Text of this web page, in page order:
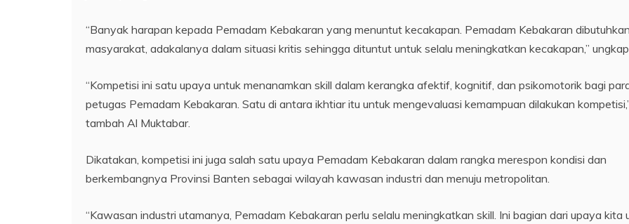
“Banyak harapan kepada Pemadam Kebakaran yang menuntut kecakapan. Pemadam Kebakaran dibutuhkan
masyarakat, adakalanya dalam situasi kritis sehingga dituntut untuk selalu meningkatkan kecakapan,”
“Kompetisi ini satu upaya untuk menanamkan skill dalam kerangka afektif, kognitif, dan psikomotorik bagi
petugas Pemadam Kebakaran. Satu di antara ikhtiar itu untuk mengevaluasi kemampuan dilakukan
tambah Al Muktabar.
Dikatakan, kompetisi ini juga salah satu upaya Pemadam Kebakaran dalam rangka merespon kondisi dan
berkembangnya Provinsi Banten sebagai wilayah kawasan industri dan menuju metropolitan.
“Kawasan industri utamanya, Pemadam Kebakaran perlu selalu meningkatkan skill. Ini bagian dari upaya kita